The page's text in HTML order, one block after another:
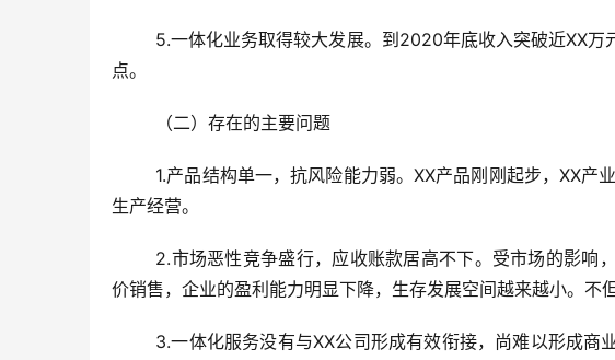
点。
	（二）存在的主要问题
生产经营。
价销售，企业的盈利能力明显下降，生存发展空间越来越小。不